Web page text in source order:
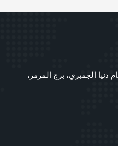
دنيا الجمبري، برج المرمر،